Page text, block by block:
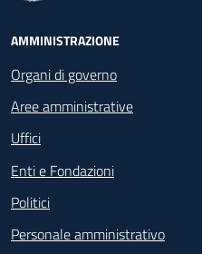
Footer -
AMMINISTRAZIONE
Organi di governo
Aree amministrative
Uffici
Enti e Fondazioni
Politici
Personale amministrativo